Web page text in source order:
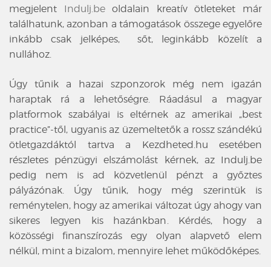
megjelent Indulj.beoldalain kreatív ötleteket már
találhatunk, azonban a támogatások összege egyelőre
inkább csak jelképes, sőt, leginkább közelít a
nullához.
Úgy tűnik a hazai szponzorok még nem igazán
haraptak rá a lehetőségre. Ráadásul a magyar
platformok szabályai is eltérnek az amerikai „best
practice”-től, ugyanis az üzemeltetők a rossz szándékú
ötletgazdáktól tartva a Kezdheted.hu esetében
részletes pénzügyi elszámolást kérnek, az Indulj.be
pedig nem is ad közvetlenül pénzt a győztes
pályázónak. Úgy tűnik, hogy még szerintük is
reménytelen, hogy az amerikai változat úgy ahogy van
sikeres legyen kis hazánkban. Kérdés, hogy a
közösségi finanszírozás egy olyan alapvető elem
nélkül, mint a bizalom, mennyire lehet működőképes.